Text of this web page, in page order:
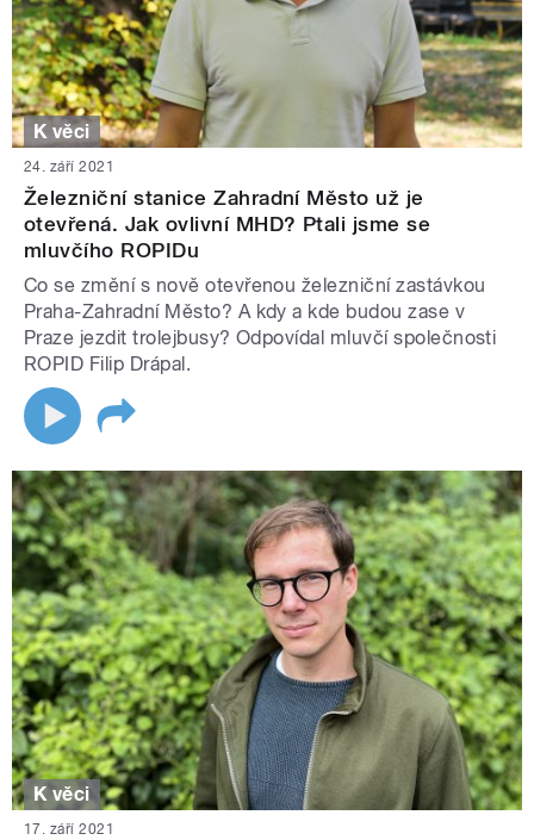
K věci
24. září 2021
Železniční stanice Zahradní Město už je
otevřená. Jak ovlivní MHD? Ptali jsme se
mluvčího ROPIDu
Co se změní s nově otevřenou železniční zastávkou
Praha-Zahradní Město? A kdy a kde budou zase v
Praze jezdit trolejbusy? Odpovídal mluvčí společnosti
ROPID Filip Drápal.
K věci
17. září 2021